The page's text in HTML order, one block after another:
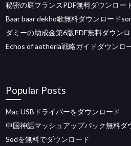
秘密の庭フランスPDF無料ダウンロー
Baar baar dekho歌無料ダウンロード
ダミーの助成金第6版PDF無料ダウン
Echos of aetheria戦略ガイドダウンロ
Popular Posts
Mac USBドライバーをダウンロード
中国神話マッシュアップパック無料ダ
Sodを無料でダウンロード